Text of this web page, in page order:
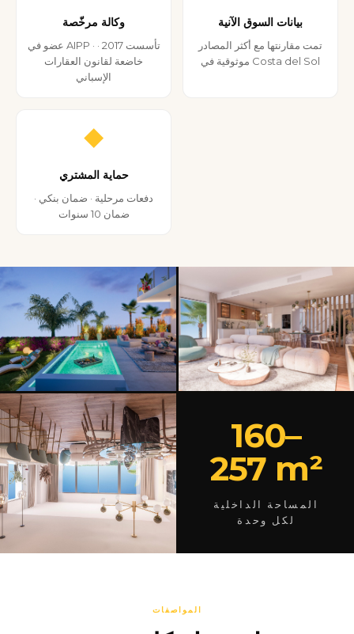
وكالة مرخّصة
عضو في AIPP · تأسست 2017 ·
خاضعة لقانون العقارات
الإسباني
بيانات السوق الآنية
تمت مقارنتها مع أكثر المصادر
موثوقية في Costa del Sol
◆
حماية المشتري
دفعات مرحلية · ضمان بنكي ·
ضمان 10 سنوات
160–
257 m²
المساحة الداخلية
لكل وحدة
المواصفات